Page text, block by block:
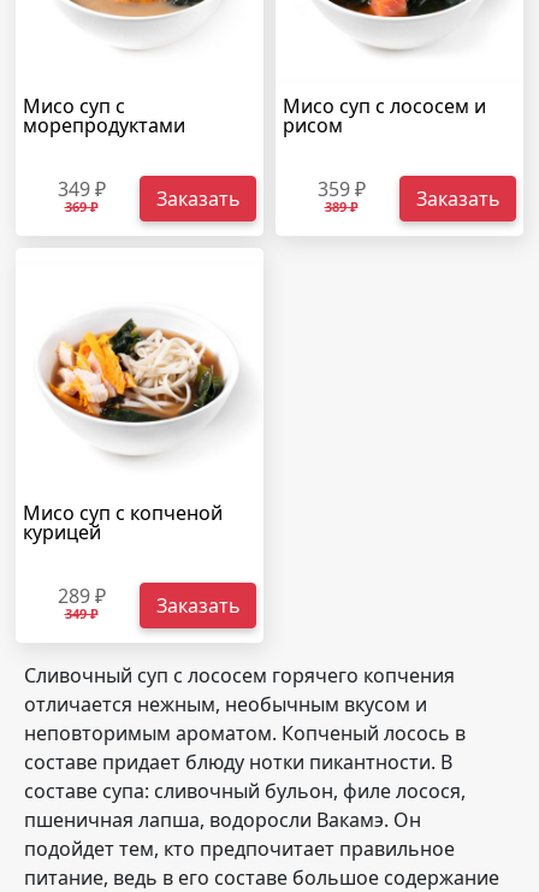
Мисо суп с
морепродуктами
349 ₽
369 ₽ Заказать
Мисо суп с лососем и
рисом
359 ₽
389 ₽ Заказать
Мисо суп с копченой
курицей
289 ₽
349 ₽ Заказать
Сливочный суп с лососем горячего копчения
отличается нежным, необычным вкусом и
неповторимым ароматом. Копченый лосось в
составе придает блюду нотки пикантности. В
составе супа: сливочный бульон, филе лосося,
пшеничная лапша, водоросли Вакамэ. Он
подойдет тем, кто предпочитает правильное
питание, ведь в его составе большое содержание